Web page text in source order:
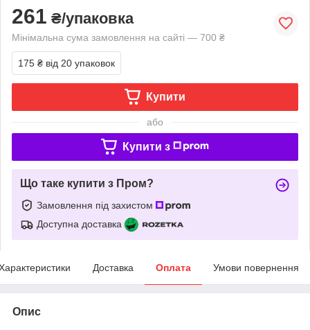
261 ₴/упаковка
Мінімальна сума замовлення на сайті — 700 ₴
175 ₴ від 20 упаковок
Купити
або
Купити з
Що таке купити з Пром?
Замовлення під захистом
Доступна доставка
Доставка Оплата Умови повернення
Опис